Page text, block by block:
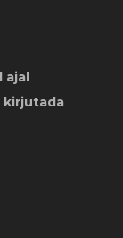
kirjutada